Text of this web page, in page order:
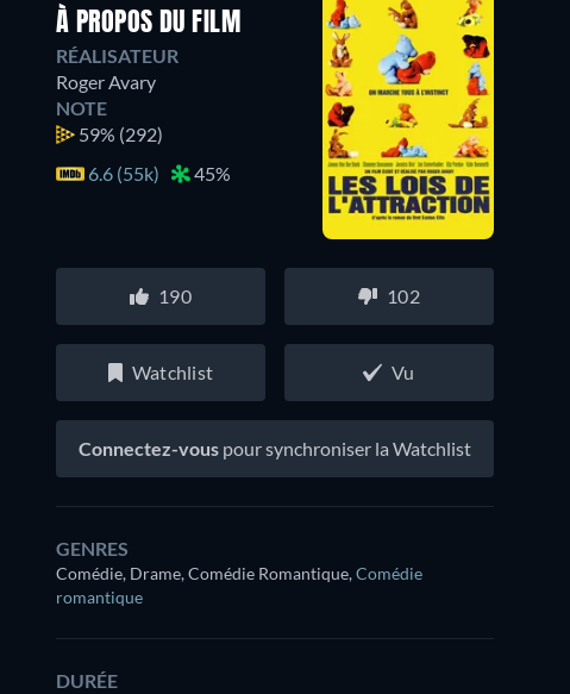
À PROPOS DU FILM
RÉALISATEUR
Roger Avary
NOTE
59% (292)
6.6 (55k)
45%
190 102
Watchlist Vu
Connectez-vous pour synchroniser la Watchlist
GENRES
Comédie, Drame, Comédie Romantique,Comédie
romantique
DURÉE